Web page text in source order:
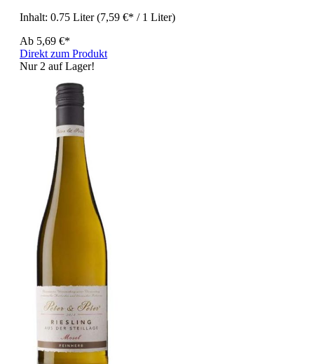
Inhalt: 0.75 Liter(7,59 €* / 1 Liter)
Ab 5,69 €*
Direkt zum Produkt
Nur 2 auf Lager!